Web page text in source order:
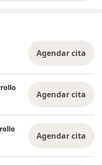
Agendar cita
Agendar cita
Agendar cita